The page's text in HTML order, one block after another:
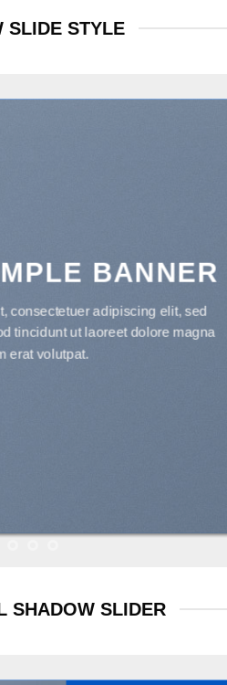
SLIDE STYLE
BANNER
consectetuer adipiscing elit, sed
tincidunt ut laoreet dolore magna
erat volutpat.
SHADOW SLIDER